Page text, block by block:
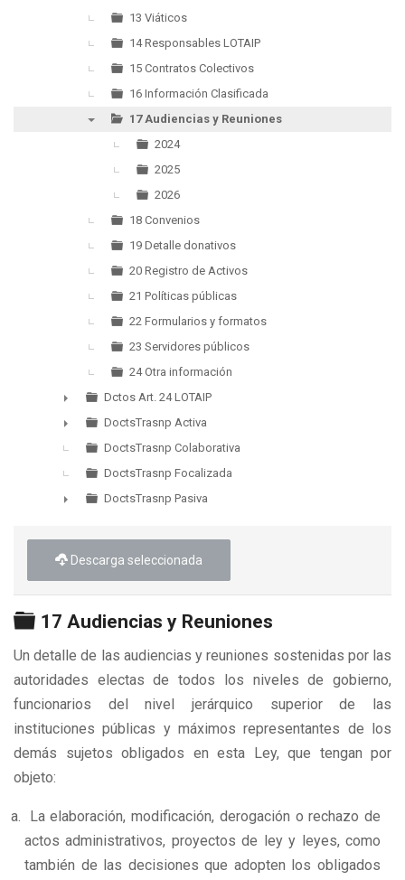
►
13 Viáticos
14 Responsables LOTAIP
15 Contratos Colectivos
16 Información Clasificada
17 Audiencias y Reuniones
2024
2025
2026
18 Convenios
19 Detalle donativos
20 Registro de Activos
21 Políticas públicas
22 Formularios y formatos
23 Servidores públicos
24 Otra información
►
Dctos Art. 24 LOTAIP
►
DoctsTrasnp Activa
DoctsTrasnp Colaborativa
DoctsTrasnp Focalizada
DoctsTrasnp Pasiva
Descarga seleccionada
Carpeta
17 Audiencias y Reuniones
Un detalle de las audiencias y reuniones sostenidas por las
autoridades electas de todos los niveles de gobierno,
funcionarios del nivel jerárquico superior de las
instituciones públicas y máximos representantes de los
demás sujetos obligados en esta Ley, que tengan por
objeto:
La elaboración, modificación, derogación o rechazo de
actos administrativos, proyectos de ley y leyes, como
también de las decisiones que adopten los obligados